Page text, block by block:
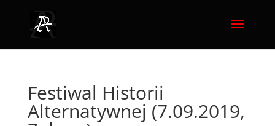
Festiwal Historii
Alternatywnej (7.09.2019,